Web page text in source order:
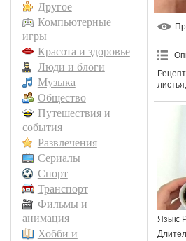
Другое
Компьютерные
игры
Красота и здоровье
Люди и блоги
Музыка
Общество
Путешествия и
события
Развлечения
Сериалы
Спорт
Транспорт
Фильмы и
анимация
Хобби и
Язык: